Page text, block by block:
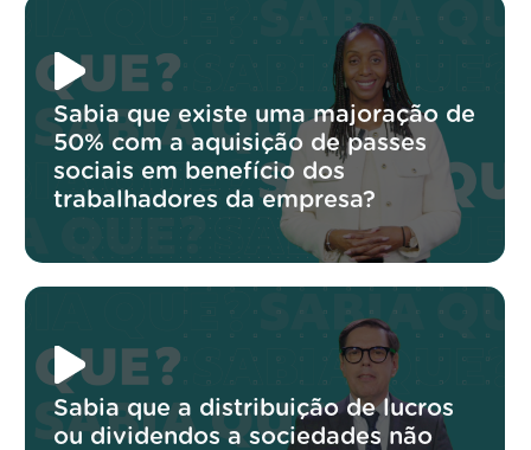
Sabia que existe uma majoração de
50% com a aquisição de passes
sociais em benefício dos
trabalhadores da empresa?
Sabia que a distribuição de lucros
ou dividendos a sociedades não